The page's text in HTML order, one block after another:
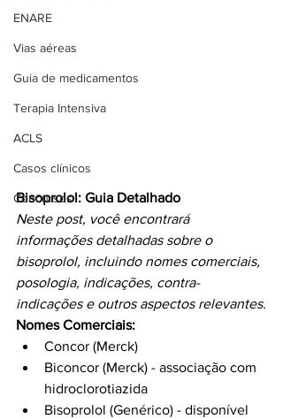
ENARE
Vias aéreas
Guia de medicamentos
Terapia Intensiva
ACLS
Casos clínicos
Concursos
Bisoprolol: Guia Detalhado
Neste post, você encontrará
informações detalhadas sobre o
bisoprolol, incluindo nomes comerciais,
posologia, indicações, contra-
indicações e outros aspectos relevantes.
Nomes Comerciais:
Concor (Merck)
Biconcor (Merck) - associação com
hidroclorotiazida
Bisoprolol (Genérico) - disponível